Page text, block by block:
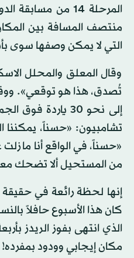
المرحلة 14 من
منتصف المسافة بين المكان
التي لا يمكن وصفها سوى
وقال المعلق والمحلل
تُصدق، هذا هو توقعي».
إلى نحو 30
تشامبيون: «حسناً، يمكننا
«حسناً، في الواقع أنا ما
من المستحيل ألا تضحك
إنها لحظة رائعة في حقيقة
كان هذا الأسبوع حافلاً
الذي انتهى بفوز الريدز
مكان إيجابي وودود بمفرده!